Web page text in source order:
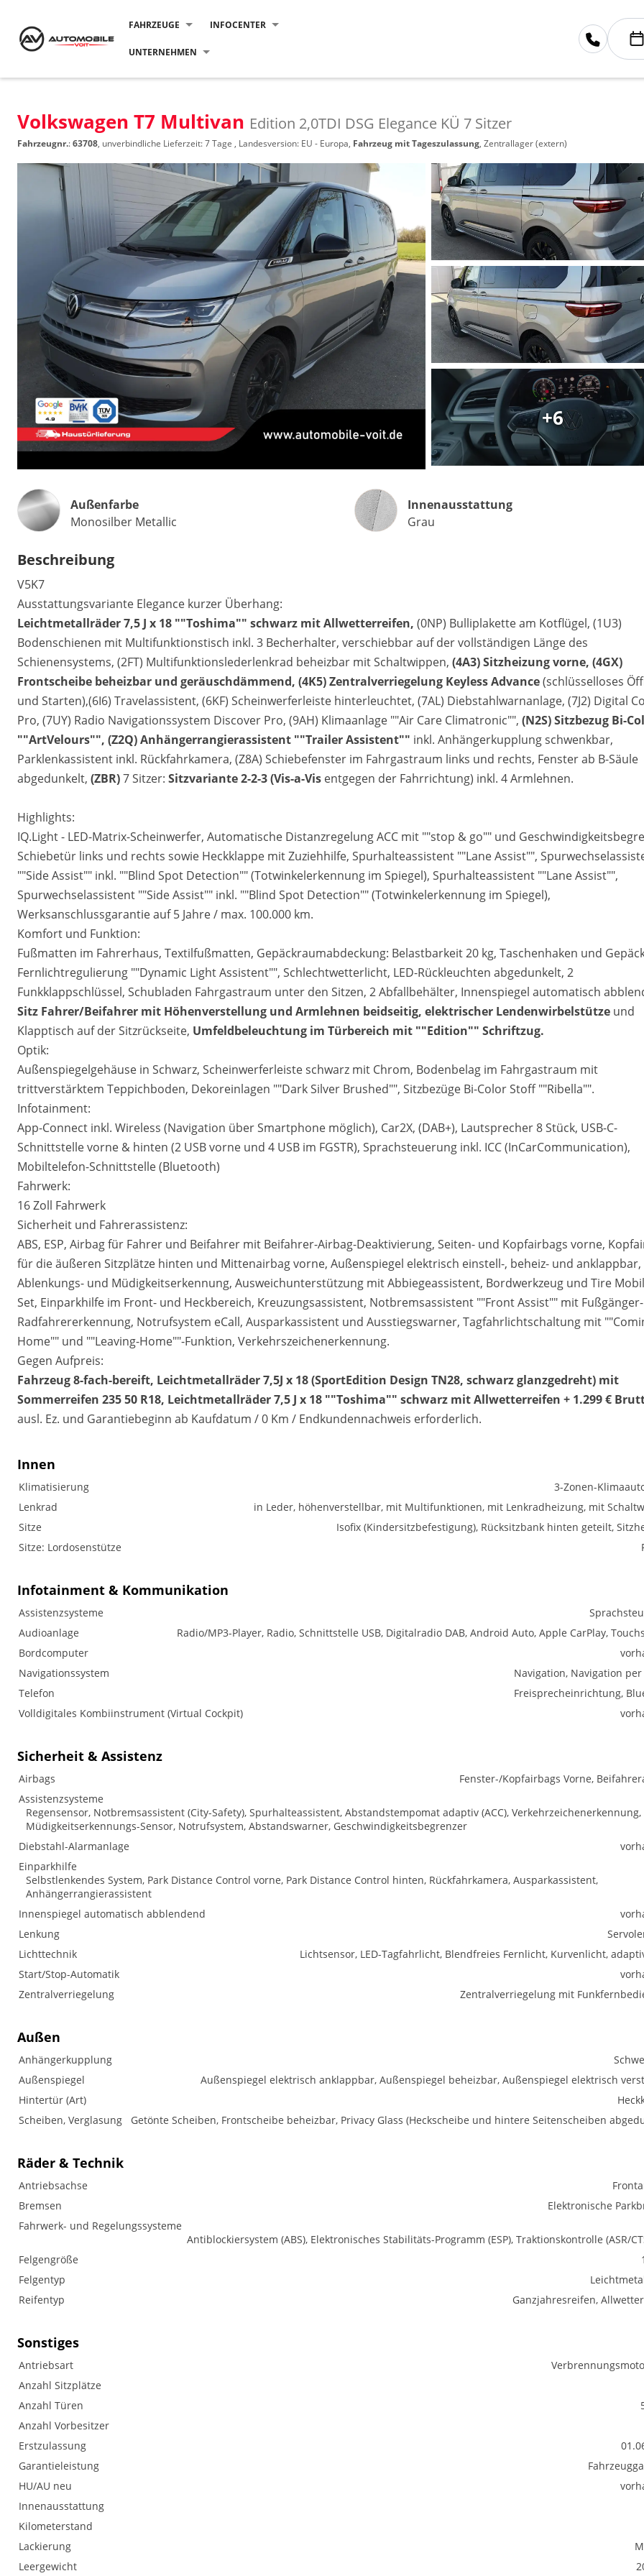
FAHRZEUGE INFOCENTER
UNTERNEHMEN
Volkswagen T7 Multivan Edition 2,0TDI DSG Elegance KÜ 7 Sitzer
Fahrzeugnr.:63708, unverbindliche Lieferzeit:7 Tage , Landesversion: EU - Europa, Fahrzeug mit Tageszulassung, Zentrallager (extern)
Matthias Voit
Geschäftsführung / Inhaber
Festnetz
0961 381 762
E-Mail
+6
Außenfarbe
Monosilber Metallic
InnenausstattungInnenausstattung
Grau
Beschreibung
V5K7
Ausstattungsvariante Elegance kurzer Überhang:
Leichtmetallräder 7,5 J x 18 ""Toshima"" schwarz mit Allwetterreifen, (0NP) Bulliplakette am Kotflügel, (1U3)
Bodenschienen mit Multifunktionstisch inkl. 3 Becherhalter, verschiebbar auf der vollständigen Länge des
Schienensystems, (2FT) Multifunktionslederlenkrad beheizbar mit Schaltwippen, (4A3) Sitzheizung vorne, (4GX)
Frontscheibe beheizbar und geräuschdämmend, (4K5) Zentralverriegelung Keyless Advance(schlüsselloses
und Starten),(6I6) Travelassistent, (6KF) Scheinwerferleiste hinterleuchtet, (7AL) Diebstahlwarnanlage, (7J2) Digital
Pro, (7UY) Radio Navigationssystem Discover Pro, (9AH) Klimaanlage ""Air Care Climatronic"", (N2S) Sitzbezug Bi-
""ArtVelours"", (Z2Q) Anhängerrangierassistent ""Trailer Assistent"" inkl. Anhängerkupplung schwenkbar,
Parklenkassistent inkl. Rückfahrkamera, (Z8A) Schiebefenster im Fahrgastraum links und rechts, Fenster ab B-Säule
abgedunkelt, (ZBR)7 Sitzer: Sitzvariante 2-2-3 (Vis-a-Vis entgegen der Fahrrichtung) inkl. 4 Armlehnen.
Highlights:
IQ.Light - LED-Matrix-Scheinwerfer, Automatische Distanzregelung ACC mit ""stop & go"" und
Schiebetür links und rechts sowie Heckklappe mit Zuziehhilfe, Spurhalteassistent ""Lane Assist"",
""Side Assist"" inkl. ""Blind Spot Detection"" (Totwinkelerkennung im Spiegel), Spurhalteassistent ""Lane Assist"",
Spurwechselassistent ""Side Assist"" inkl. ""Blind Spot Detection"" (Totwinkelerkennung im Spiegel),
Werksanschlussgarantie auf 5 Jahre / max. 100.000 km.
Komfort und Funktion:
Fußmatten im Fahrerhaus, Textilfußmatten, Gepäckraumabdeckung: Belastbarkeit 20 kg, Taschenhaken und
Fernlichtregulierung ""Dynamic Light Assistent"", Schlechtwetterlicht, LED-Rückleuchten abgedunkelt, 2
Funkklappschlüssel, Schubladen Fahrgastraum unter den Sitzen, 2 Abfallbehälter, Innenspiegel automatisch
Sitz Fahrer/Beifahrer mit Höhenverstellung und Armlehnen beidseitig, elektrischer Lendenwirbelstütze und
Klapptisch auf der Sitzrückseite, Umfeldbeleuchtung im Türbereich mit ""Edition"" Schriftzug.
Optik:
Außenspiegelgehäuse in Schwarz, Scheinwerferleiste schwarz mit Chrom, Bodenbelag im Fahrgastraum mit
trittverstärktem Teppichboden, Dekoreinlagen ""Dark Silver Brushed"", Sitzbezüge Bi-Color Stoff ""Ribella"".
Infotainment:
App-Connect inkl. Wireless (Navigation über Smartphone möglich), Car2X, (DAB+), Lautsprecher 8 Stück, USB-C-
Schnittstelle vorne & hinten (2 USB vorne und 4 USB im FGSTR), Sprachsteuerung inkl. ICC (InCarCommunication),
Mobiltelefon-Schnittstelle (Bluetooth)
Fahrwerk:
16 Zoll Fahrwerk
Sicherheit und Fahrerassistenz:
ABS, ESP, Airbag für Fahrer und Beifahrer mit Beifahrer-Airbag-Deaktivierung, Seiten- und Kopfairbags vorne,
für die äußeren Sitzplätze hinten und Mittenairbag vorne, Außenspiegel elektrisch einstell-, beheiz- und anklappbar,
Ablenkungs- und Müdigkeitserkennung, Ausweichunterstützung mit Abbiegeassistent, Bordwerkzeug und Tire
Set, Einparkhilfe im Front- und Heckbereich, Kreuzungsassistent, Notbremsassistent ""Front Assist"" mit
Radfahrererkennung, Notrufsystem eCall, Ausparkassistent und Ausstiegswarner, Tagfahrlichtschaltung mit
Home"" und ""Leaving-Home""-Funktion, Verkehrszeichenerkennung.
Gegen Aufpreis:
Fahrzeug 8-fach-bereift, Leichtmetallräder 7,5J x 18 (SportEdition Design TN28, schwarz glanzgedreht) mit
Sommerreifen 235 50 R18, Leichtmetallräder 7,5 J x 18 ""Toshima"" schwarz mit Allwetterreifen + 1.299 €
ausl. Ez. und Garantiebeginn ab Kaufdatum / 0 Km / Endkundennachweis erforderlich.
Innen
Klimatisierung
3-Zonen-
Lenkrad
in Leder, höhenverstellbar, mit Multifunktionen, mit Lenkradheizung, mit
Sitze
Isofix (Kindersitzbefestigung), Rücksitzbank hinten geteilt,
Sitze: Lordosenstütze
Infotainment & Kommunikation
Assistenzsysteme
Audioanlage
Radio/MP3-Player, Radio, Schnittstelle USB, Digitalradio DAB, Android Auto, Apple CarPlay,
Bordcomputer
Navigationssystem
Navigation, Navigation
Telefon
Freisprecheinrichtung,
Volldigitales Kombiinstrument (Virtual Cockpit)
Sicherheit & Assistenz
Airbags
Fenster-/Kopfairbags Vorne,
Assistenzsysteme
Regensensor, Notbremsassistent (City-Safety), Spurhalteassistent, Abstandstempomat adaptiv (ACC), Verkehrzeichenerkennung,
Müdigkeitserkennungs-Sensor, Notrufsystem, Abstandswarner, Geschwindigkeitsbegrenzer
Diebstahl-Alarmanlage
Einparkhilfe
Selbstlenkendes System, Park Distance Control vorne, Park Distance Control hinten, Rückfahrkamera, Ausparkassistent,
Anhängerrangierassistent
Innenspiegel automatisch abblendend
Lenkung
Lichttechnik
Lichtsensor, LED-Tagfahrlicht, Blendfreies Fernlicht, Kurvenlicht,
Start/Stop-Automatik
Zentralverriegelung
Zentralverriegelung mit
Außen
Anhängerkupplung
Außenspiegel
Außenspiegel elektrisch anklappbar, Außenspiegel beheizbar, Außenspiegel elektrisch
Hintertür (Art)
Scheiben, Verglasung
Getönte Scheiben, Frontscheibe beheizbar, Privacy Glass (Heckscheibe und hintere Seitenscheiben
Räder & Technik
Antriebsachse
Bremsen
Elektronische
Fahrwerk- und Regelungssysteme
Antiblockiersystem (ABS), Elektronisches Stabilitäts-Programm (ESP), Traktionskontrolle (ASR/
Felgengröße
Felgentyp
Reifentyp
Ganzjahresreifen,
Sonstiges
Antriebsart
Anzahl Sitzplätze
Anzahl Türen
Anzahl Vorbesitzer
Erstzulassung
Garantieleistung
HU/AU neu
Innenausstattung
Kilometerstand
Lackierung
Leergewicht